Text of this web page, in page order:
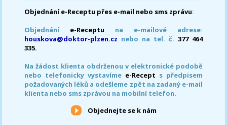
Objednání e-Receptu přes e-mail nebo sms zprávu:
Objednání e-Receptu na e-mailové adrese:
houskova@doktor-plzen.cz nebo na tel. č. 377 464
335.
Na žádost klienta obdrženou v elektronické podobě
nebo telefonicky vystavíme e-Recept s předpisem
požadovaných léků a odešleme zpět na zadaný e-mail
klienta nebo sms zprávou na mobilní telefon.
Objednejte se k nám